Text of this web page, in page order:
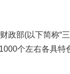
部(以下简称“三
个左右各具特